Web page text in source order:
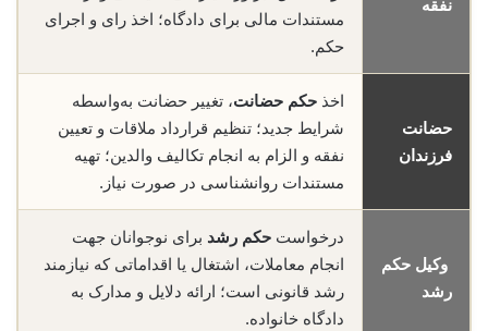
نفقه
مستندات مالی برای دادگاه؛ اخذ رای و اجرای
حکم.
حضانت
فرزندان
اخذ حکم حضانت، تغییر حضانت به‌واسطه
شرایط جدید؛ تنظیم قرارداد ملاقات و تعیین
نفقه و الزام به انجام تکالیف والدین؛ تهیه
مستندات روانشناسی در صورت نیاز.
وکیل حکم
رشد
درخواست حکم رشد برای نوجوانان جهت
انجام معاملات، اشتغال یا اقداماتی که نیازمند
رشد قانونی است؛ ارائه دلایل و مدارک به
دادگاه خانواده.